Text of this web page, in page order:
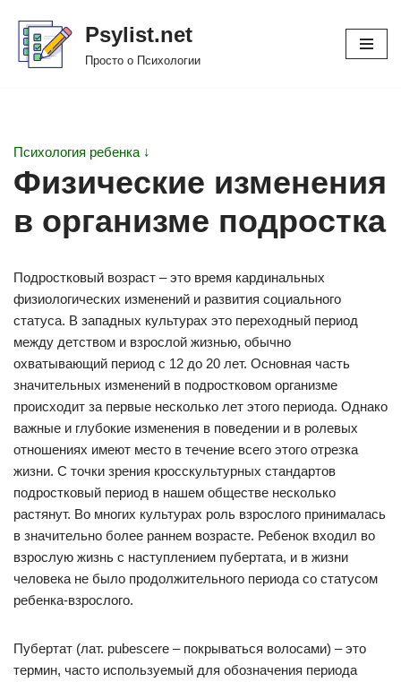
Перейти
Psylist.net
Просто о Психологии
Психология ребенка ↓
Физические изменения
в организме подростка
Подростковый возраст – это время кардинальных
физиологических изменений и развития социального
статуса. В западных культурах это переходный период
между детством и взрослой жизнью, обычно
охватывающий период с 12 до 20 лет. Основная часть
значительных изменений в подростковом организме
происходит за первые несколько лет этого периода. Однако
важные и глубокие изменения в поведении и в ролевых
отношениях имеют место в течение всего этого отрезка
жизни. С точки зрения кросскультурных стандартов
подростковый период в нашем обществе несколько
растянут. Во многих культурах роль взрослого принималась
в значительно более раннем возрасте. Ребенок входил во
взрослую жизнь с наступлением пубертата, и в жизни
человека не было продолжительного периода со статусом
ребенка-взрослого.
Пубертат (лат. pubescere – покрываться волосами) – это
термин, часто используемый для обозначения периода